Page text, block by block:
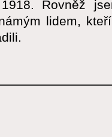
Rovněž
lidem,